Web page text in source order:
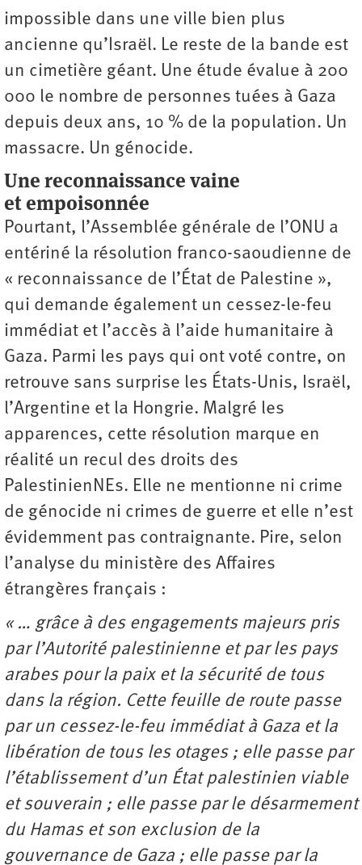
impossible dans une ville bien plus
ancienne qu’Israël. Le reste de la bande est
un cimetière géant. Une étude évalue à 200
000 le nombre de personnes tuées à Gaza
depuis deux ans, 10 % de la population. Un
massacre. Un génocide.
Une reconnaissance vaine
et empoisonnée
Pourtant, l’Assemblée générale de l’ONU a
entériné la résolution franco-saoudienne de
« reconnaissance de l’État de Palestine »,
qui demande également un cessez-le-feu
immédiat et l’accès à l’aide humanitaire à
Gaza. Parmi les pays qui ont voté contre, on
retrouve sans surprise les États-Unis, Israël,
l’Argentine et la Hongrie. Malgré les
apparences, cette résolution marque en
réalité un recul des droits des
PalestinienNEs. Elle ne mentionne ni crime
de génocide ni crimes de guerre et elle n’est
évidemment pas contraignante. Pire, selon
l’analyse du ministère des Affaires
étrangères français :
« … grâce à des engagements majeurs pris
par l’Autorité palestinienne et par les pays
arabes pour la paix et la sécurité de tous
dans la région. Cette feuille de route passe
par un cessez-le-feu immédiat à Gaza et la
libération de tous les otages ; elle passe par
l’établissement d’un État palestinien viable
et souverain ; elle passe par le désarmement
du Hamas et son exclusion de la
gouvernance de Gaza ; elle passe par la